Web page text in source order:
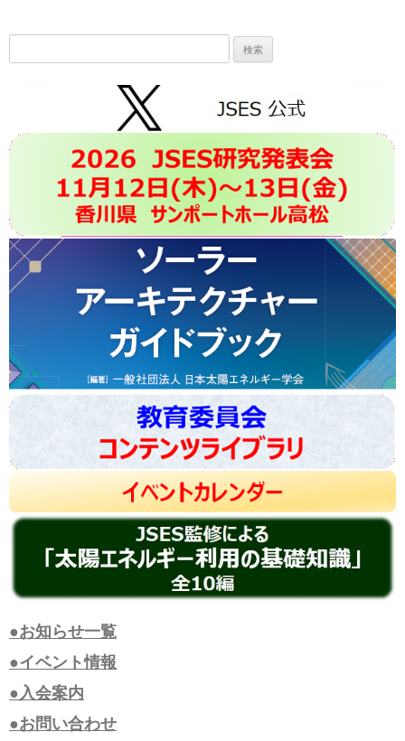
索:
●お知らせ一覧
●イベント情報
●入会案内
●お問い合わせ